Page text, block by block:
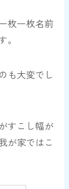
枚一枚名前
も大変でし
すこし幅が
が家ではこ